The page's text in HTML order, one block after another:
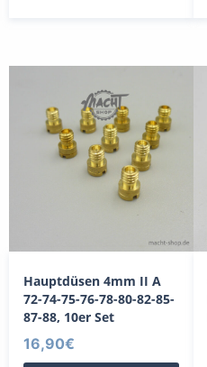
Hauptdüsen 4mm II A
72-74-75-76-78-80-82-85-
87-88, 10er Set
16,90€